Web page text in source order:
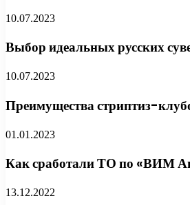
10.07.2023
Выбор идеальных русских
10.07.2023
Преимущества стриптиз-
01.01.2023
Как сработали ТО по «ВИМ
13.12.2022